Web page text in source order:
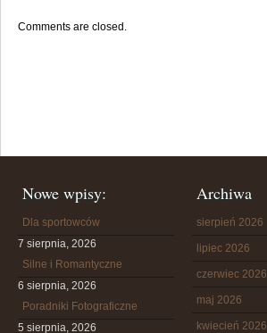
Comments are closed.
Nowe wpisy:
Dla sportowców
7 sierpnia, 2026
Silne i Romantyczne
6 sierpnia, 2026
Poradniki Fotograficzne
5 sierpnia, 2026
Archiwa
sierpień 2026
lipiec 2026
czerwiec 2026
maj 2026
kwiecień 2026